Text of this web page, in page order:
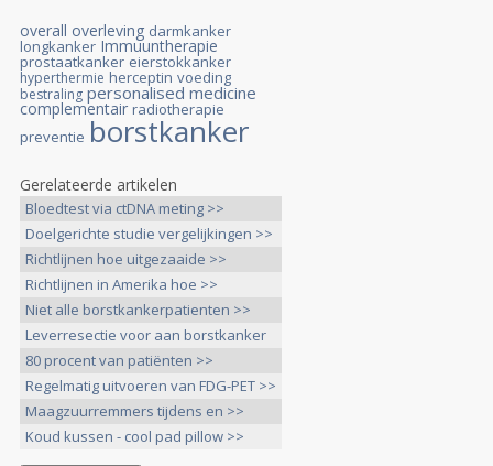
overall overleving darmkanker
longkanker Immuuntherapie
prostaatkanker eierstokkanker
hyperthermie herceptin voeding
bestraling personalised medicine
complementair radiotherapie
preventie borstkanker
Gerelateerde artikelen
Bloedtest via ctDNA meting >>
Doelgerichte studie vergelijkingen >>
Richtlijnen hoe uitgezaaide >>
Richtlijnen in Amerika hoe >>
Niet alle borstkankerpatienten >>
Leverresectie voor aan borstkanker
>>
80 procent van patiënten >>
Regelmatig uitvoeren van FDG-PET >>
Maagzuurremmers tijdens en >>
Koud kussen - cool pad pillow >>